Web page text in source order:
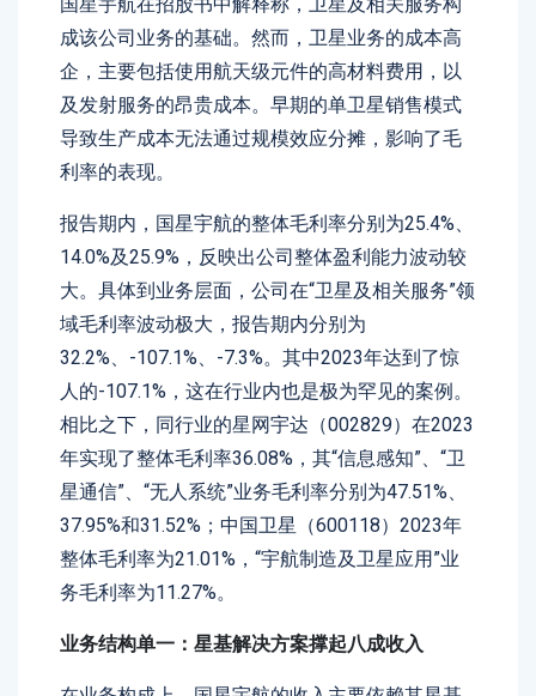
成该公司业务的基础。然而，卫星业务的成本高
企，主要包括使用航天级元件的高材料费用，以
及发射服务的昂贵成本。早期的单卫星销售模式
导致生产成本无法通过规模效应分摊，影响了毛
利率的表现。
报告期内，国星宇航的整体毛利率分别为25.4%、
14.0%及25.9%，反映出公司整体盈利能力波动较
大。具体到业务层面，公司在“卫星及相关服务”领
域毛利率波动极大，报告期内分别为
32.2%、-107.1%、-7.3%。其中2023年达到了惊
人的-107.1%，这在行业内也是极为罕见的案例。
相比之下，同行业的星网宇达（002829）在2023
年实现了整体毛利率36.08%，其“信息感知”、“卫
星通信”、“无人系统”业务毛利率分别为47.51%、
37.95%和31.52%；中国卫星（600118）2023年
整体毛利率为21.01%，“宇航制造及卫星应用”业
务毛利率为11.27%。
业务结构单一：星基解决方案撑起八成收入